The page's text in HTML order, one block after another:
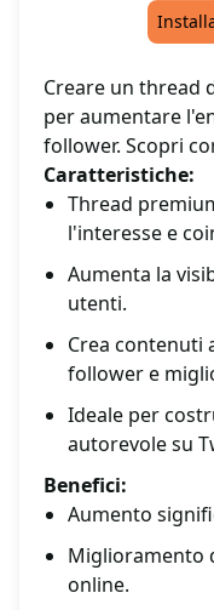
Creare un thread
per aumentare
follower. Scopri
Caratteristiche:
Thread
l'interesse e
Aumenta la
utenti.
Crea contenuti
follower e
Ideale per
autorevole su
Benefici:
Aumento
Miglioramento
online.